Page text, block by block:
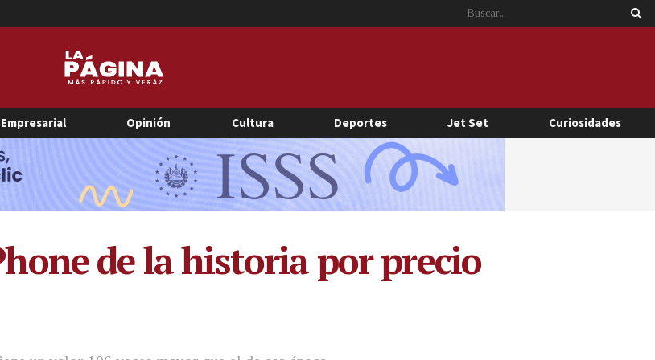
Empresarial Opinión Cultura Deportes Jet Set Curiosidades
de la historia por precio